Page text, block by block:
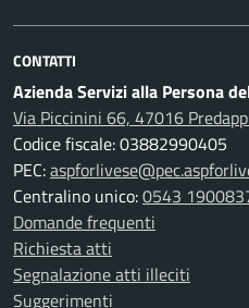
CONTATTI
Azienda Servizi alla Persona
Via Piccinini 66, 47016
Codice fiscale: 03882990405
PEC:
Centralino unico:0543
Domande frequenti
Richiesta atti
Segnalazione atti illeciti
Suggerimenti